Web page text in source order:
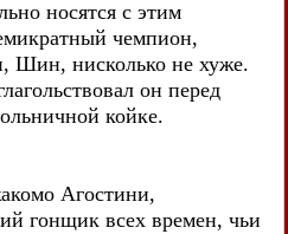
носятся с этим
чемпион,
Шин, нисколько не хуже.
он перед
койке.
Агостини,
гонщик всех времен, чьи